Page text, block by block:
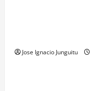
Jose Ignacio Junguitu
¿HABLAMOS DE VINO?